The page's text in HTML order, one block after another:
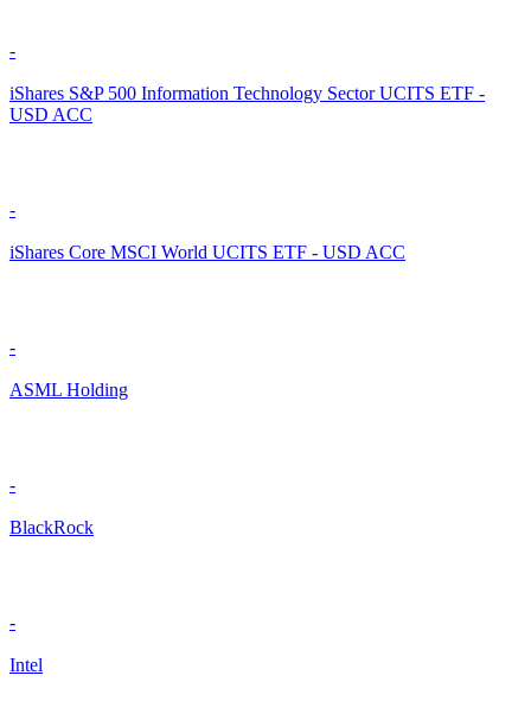
-
iShares S&P 500 Information Technology Sector UCITS ETF -
USD ACC
-
iShares Core MSCI World UCITS ETF - USD ACC
-
ASML Holding
-
BlackRock
-
Intel